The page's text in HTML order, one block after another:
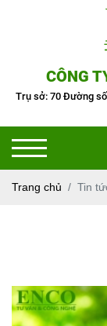
CÔNG
Trụ sở: 70 Đường số
Trang chủ Tin